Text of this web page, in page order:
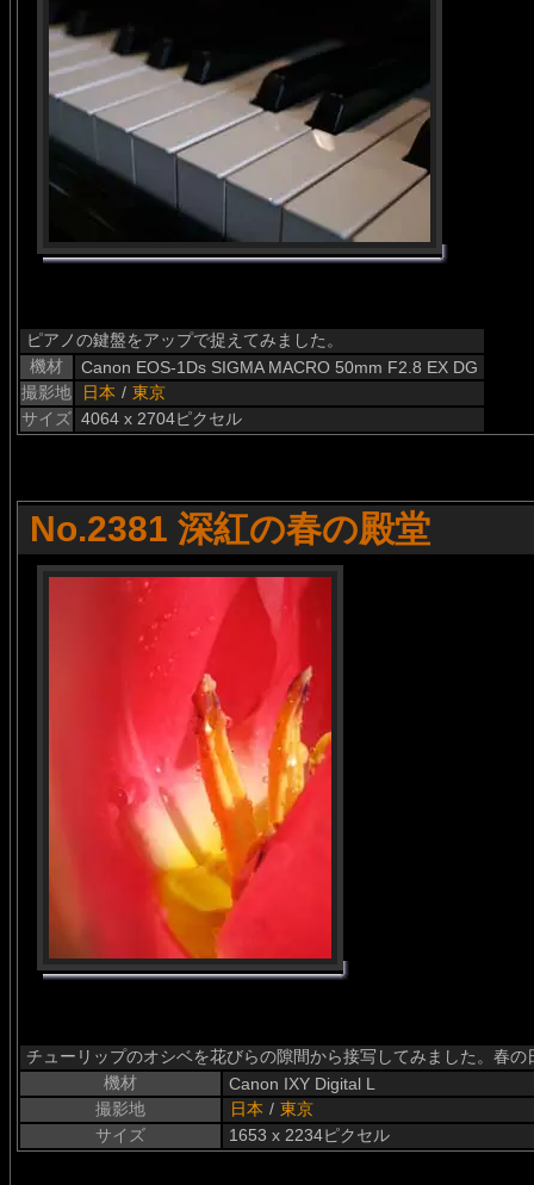
ピアノの鍵盤をアップで捉えてみました。
機材
Canon EOS-1Ds SIGMA MACRO 50mm F2.8 EX DG
撮影地
日本 / 東京
サイズ 4064 x 2704ピクセル
No.2381 深紅の春の殿堂
チューリップのオシベを花びらの隙間から接写してみました。春
機材
Canon IXY Digital L
撮影地
日本 / 東京
サイズ
1653 x 2234ピクセル